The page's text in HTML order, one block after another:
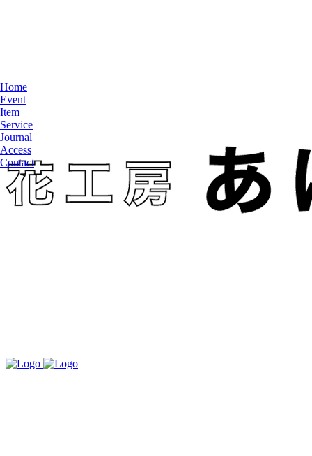
Home
Event
Item
Service
Journal
Access
Contact